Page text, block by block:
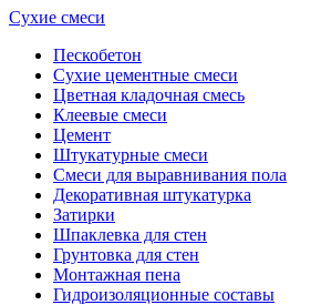
Сухие смеси
Пескобетон
Сухие цементные смеси
Цветная кладочная смесь
Клеевые смеси
Цемент
Штукатурные смеси
Смеси для выравнивания пола
Декоративная штукатурка
Затирки
Шпаклевка для стен
Грунтовка для стен
Монтажная пена
Гидроизоляционные составы